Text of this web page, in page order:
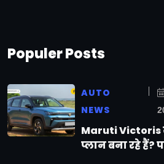
Populer Posts
AUTO
NEWS
Maruti Victoris
प्लान बना रहे हैं?